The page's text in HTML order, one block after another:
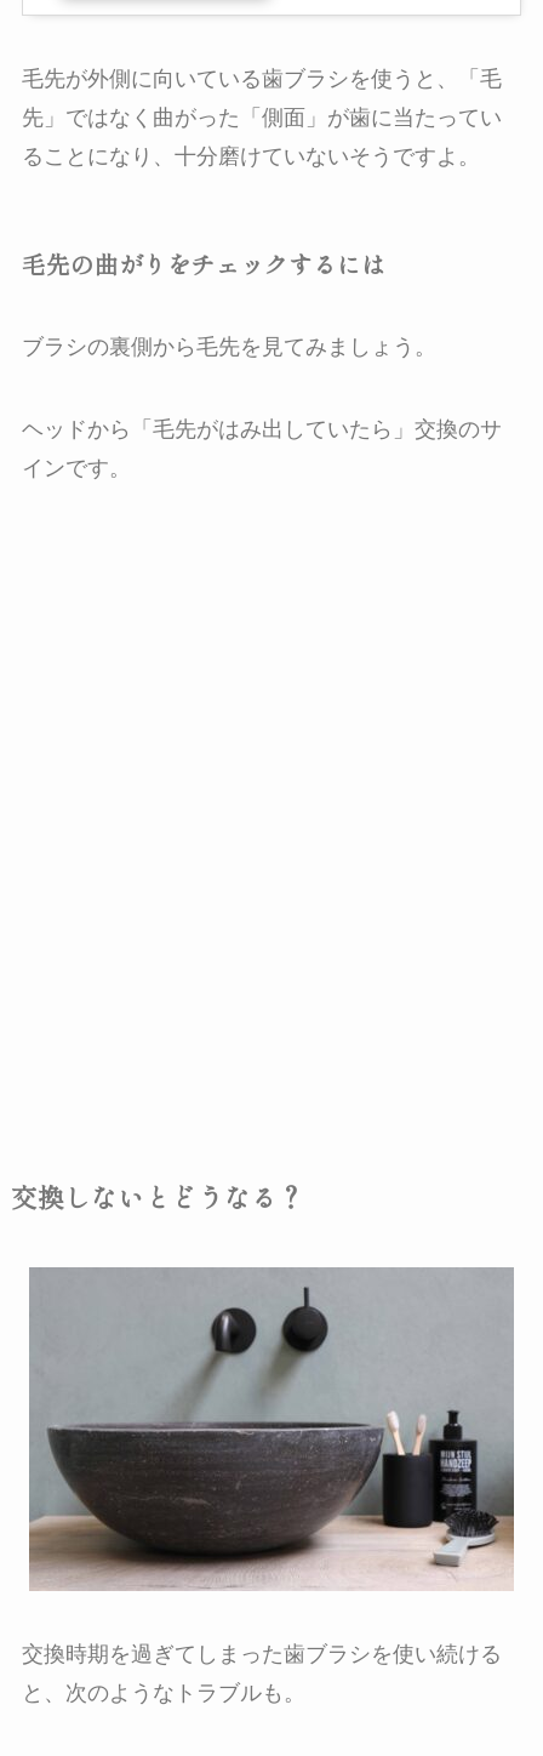
毛先が外側に向いている歯ブラシを使うと、「毛
先」ではなく曲がった「側面」が歯に当たってい
ることになり、十分磨けていないそうですよ。
毛先の曲がりをチェックするには
ブラシの裏側から毛先を見てみましょう。
ヘッドから「毛先がはみ出していたら」交換のサ
インです。
交換しないとどうなる？
交換時期を過ぎてしまった歯ブラシを使い続ける
と、次のようなトラブルも。